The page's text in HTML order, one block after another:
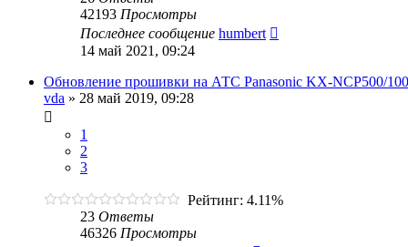
42193 Просмотры
Последнее сообщение humbert
14 май 2021, 09:24
Обновление прошивки на АТС Panasonic KX-NCP500/
vda » 28 май 2019, 09:28
1
2
3
Рейтинг: 4.11%
23 Ответы
46326 Просмотры